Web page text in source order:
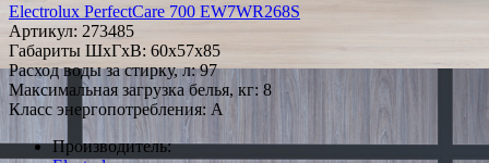
Electrolux PerfectCare 700 EW7WR268S
Артикул: 273485
Габариты ШxГxВ: 60x57x85
Расход воды за стирку, л: 97
Максимальная загрузка белья, кг: 8
Класс энергопотребления: A
Производитель: